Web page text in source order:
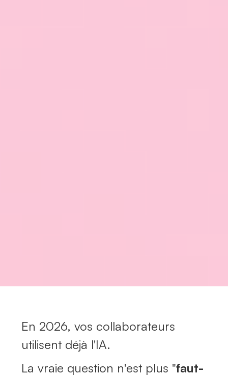
En 2026, vos collaborateurs
utilisent déjà l'IA.
La vraie question n'est plus "faut-